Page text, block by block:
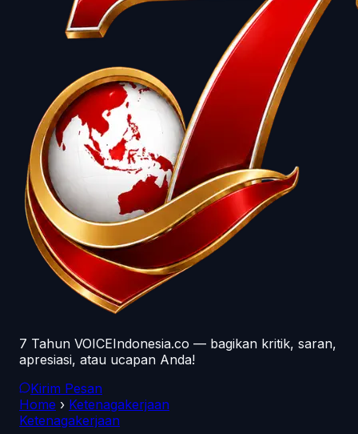
7 Tahun VOICEIndonesia.co — bagikan kritik, saran,
apresiasi, atau ucapan Anda!
Kirim Pesan
Home › Ketenagakerjaan
Ketenagakerjaan